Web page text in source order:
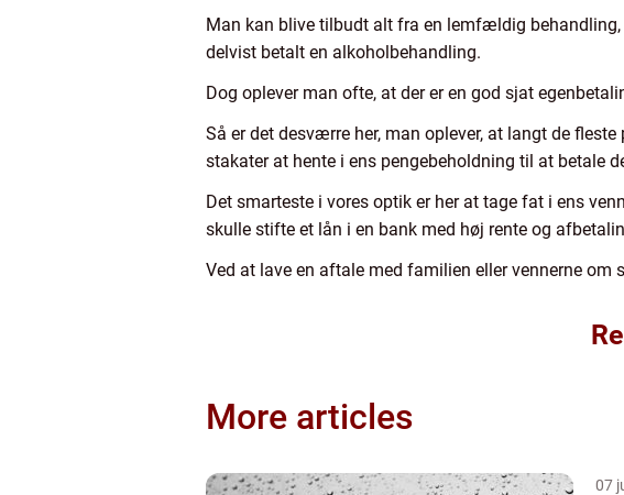
Man kan blive tilbudt alt fra en lemfældig
delvist betalt en alkoholbehandling.
Dog oplever man ofte, at der er en god sjat
Så er det desværre her, man oplever, at langt de
stakater at hente i ens pengebeholdning til at betale
Det smarteste i vores optik er her at tage fat i ens
skulle stifte et lån i en bank med høj rente og
Ved at lave en aftale med familien eller vennerne
More articles
07